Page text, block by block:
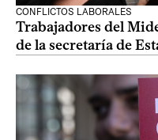
CONFLICTOS LABORALES
Trabajadores del
de la secretaría de